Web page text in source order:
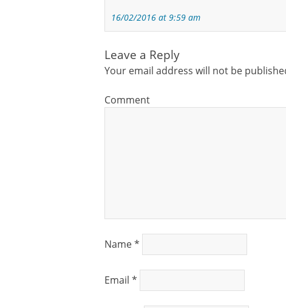
16/02/2016 at 9:59 am
Leave a Reply
Your email address will not be
Comment
Name*
Email *